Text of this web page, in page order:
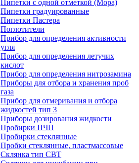
Пипетки с одной отметкой (Мора)
Пипетки градуированные
Пипетки Пастера
Поглотители
Прибор для определения активности
угля
Прибор для определения летучих
кислот
Прибор для определения нитрозамина
Приборы для отбора и хранения проб
газа
Прибор для отмеривания и отбора
жидкостей тип 3
Приборы дозирования жидкости
Пробирки ПЧП
Пробирки стеклянные
Пробки стеклянные, пластмассовые
Склянка тип СВТ